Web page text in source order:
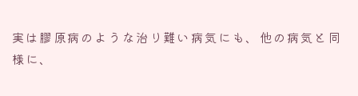
実は膠原病のような治り難い病気にも、他の病気と同
様に、